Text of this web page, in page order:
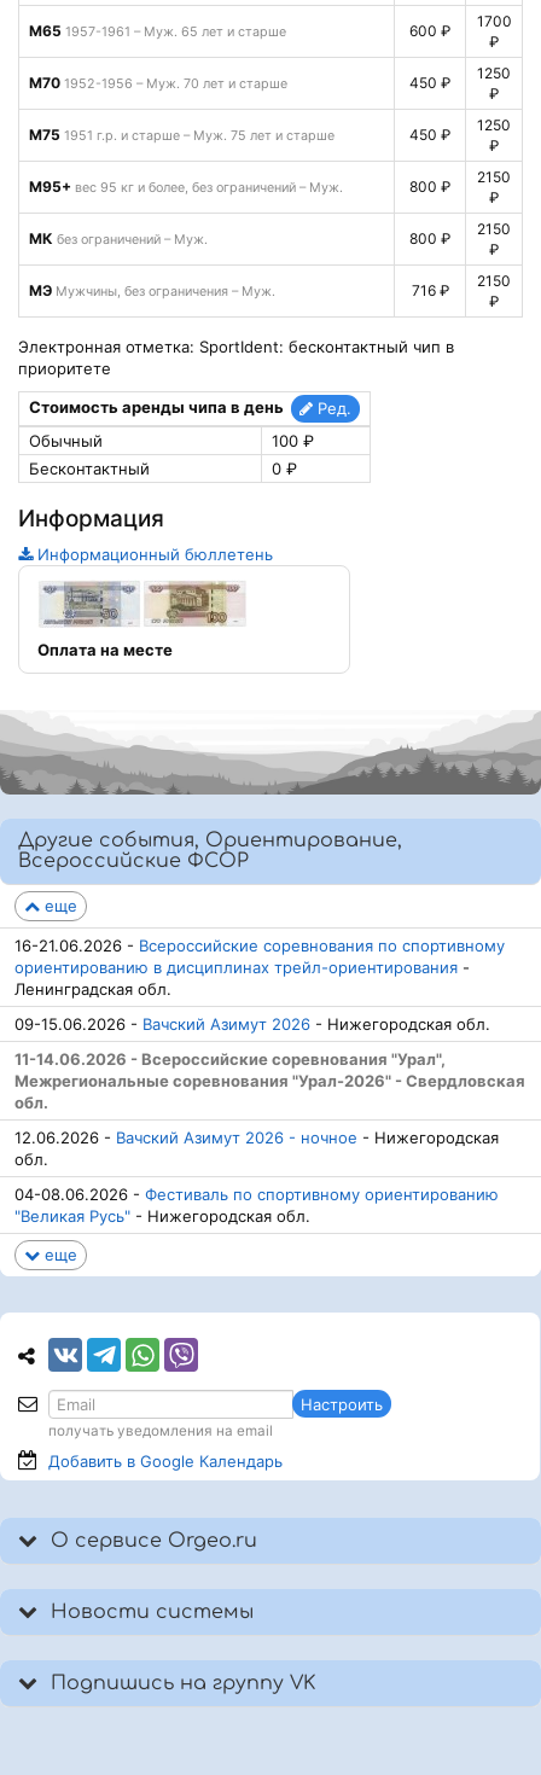
М65 1957-1961 – Муж. 65 лет и старше 600 ₽
1700
₽
М70 1952-1956 – Муж. 70 лет и старше 450 ₽
1250
₽
М75 1951 г.р. и старше – Муж. 75 лет и старше 450 ₽
1250
₽
М95+ вес 95 кг и более, без ограничений – Муж. 800 ₽
2150
₽
МК без ограничений – Муж. 800 ₽
2150
₽
МЭ Мужчины, без ограничения – Муж. 716 ₽
2150
₽
Электронная отметка: SportIdent: бесконтактный чип в
приоритете
Стоимость аренды чипа в день
Ред.
Обычный
100 ₽
Бесконтактный
0 ₽
Информация
Информационный бюллетень
Оплата на месте
Другие события, Ориентирование,
Всероссийские ФСОР
еще
16-21.06.2026 - Всероссийские соревнования по спортивному
ориентированию в дисциплинах трейл-ориентирования -
Ленинградская обл.
09-15.06.2026 - Вачский Азимут 2026 - Нижегородская обл.
11-14.06.2026 - Всероссийские соревнования "Урал",
Межрегиональные соревнования "Урал-2026" - Свердловская
обл.
12.06.2026 - Вачский Азимут 2026 - ночное - Нижегородская
обл.
04-08.06.2026 - Фестиваль по спортивному ориентированию
"Великая Русь" - Нижегородская обл.
еще
Настроить
получать уведомления на email
Добавить в Google Календарь
О сервисе Orgeo.ru
Новости системы
Подпишись на группу VK